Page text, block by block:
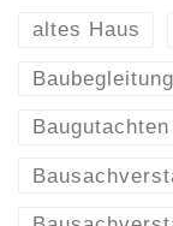
altes Haus
Baubegleitung
Baugutachten